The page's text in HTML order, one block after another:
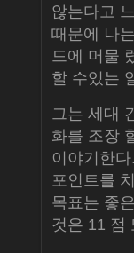
않는다고
때문에 나
드에 머물
할 수있는
그는 세대
화를 조장
이야기한
포인트를
목표는 좋
것은 11 점